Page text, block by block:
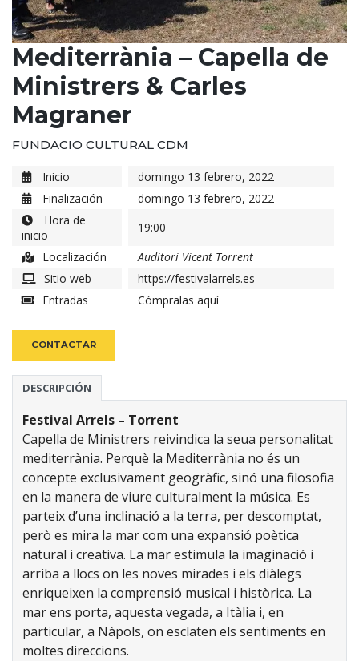
Mediterrània – Capella de
Ministrers & Carles
Magraner
FUNDACIO CULTURAL CDM
Inicio
domingo 13 febrero, 2022
Finalización
domingo 13 febrero, 2022
Hora de
inicio
19:00
Localización
Auditori Vicent Torrent
Sitio web
https://festivalarrels.es
Entradas
Cómpralas aquí
CONTACTAR
DESCRIPCIÓN
Festival Arrels – Torrent
Capella de Ministrers reivindica la seua personalitat
mediterrània. Perquè la Mediterrània no és un
concepte exclusivament geogràfic, sinó una filosofia
en la manera de viure culturalment la música. Es
parteix d’una inclinació a la terra, per descomptat,
però es mira la mar com una expansió poètica
natural i creativa. La mar estimula la imaginació i
arriba a llocs on les noves mirades i els diàlegs
enriqueixen la comprensió musical i històrica. La
mar ens porta, aquesta vegada, a Itàlia i, en
particular, a Nàpols, on esclaten els sentiments en
moltes direccions.